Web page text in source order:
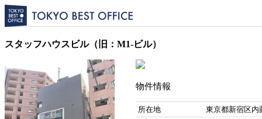
スタッフハウスビル（旧：M1-ビル）
物件情報
所在地 東京都新宿区内